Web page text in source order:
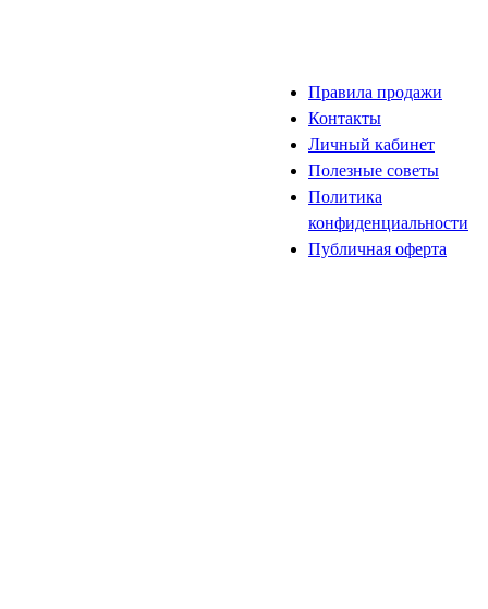
Правила продажи
Контакты
Личный кабинет
Полезные советы
Политика
конфиденциальности
Публичная оферта